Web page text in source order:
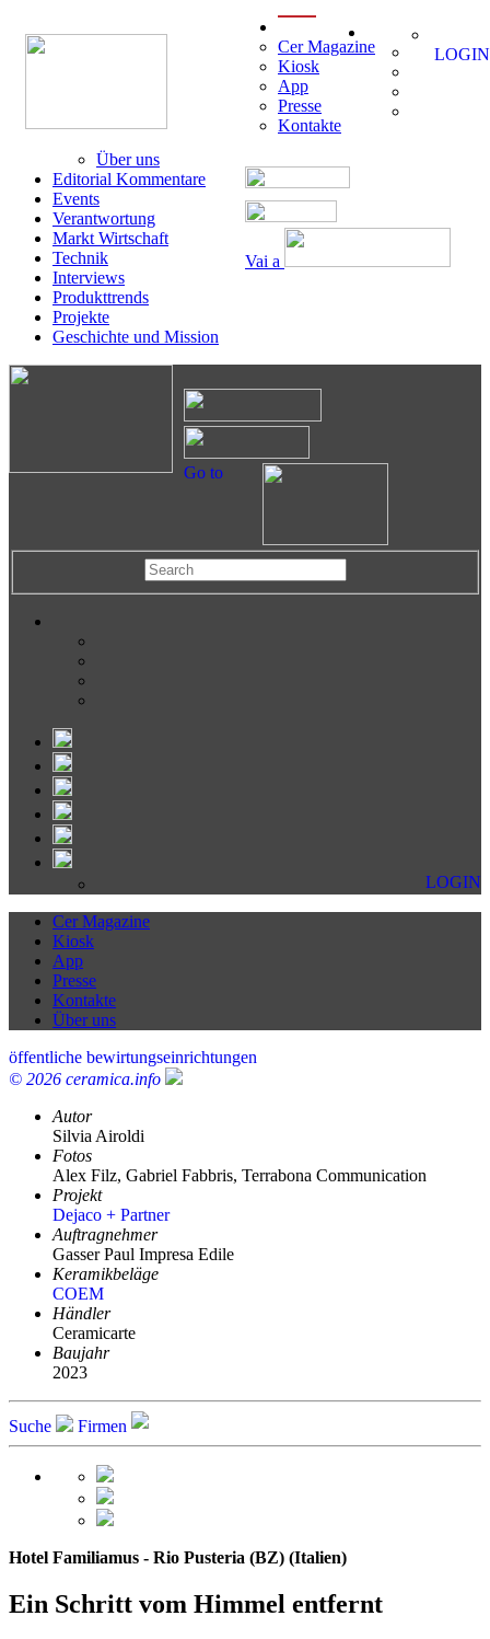
Vai a
Cer Magazine
Kiosk
App
Presse
Kontakte
Über uns
Editorial Kommentare
Events
Verantwortung
Markt Wirtschaft
Technik
Interviews
Produkttrends
Projekte
Geschichte und Mission
LOGIN
Go to
LOGIN
Cer Magazine
Kiosk
App
Presse
Kontakte
Über uns
öffentliche bewirtungseinrichtungen
© 2026 ceramica.info
Autor
Silvia Airoldi
Fotos
Alex Filz, Gabriel Fabbris, Terrabona Communication
Projekt
Dejaco + Partner
Auftragnehmer
Gasser Paul Impresa Edile
Keramikbeläge
COEM
Händler
Ceramicarte
Baujahr
2023
Suche Firmen
Hotel Familiamus - Rio Pusteria (BZ) (Italien)
Ein Schritt vom Himmel entfernt